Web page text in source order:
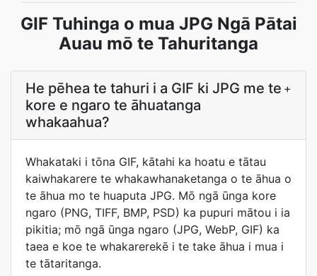
GIF Tuhinga o mua JPG Ngā Pātai
Auau mō te Tahuritanga
He pēhea te tahuri i a GIF ki JPG me te
kore e ngaro te āhuatanga
whakaahua?
+
Whakataki i tōna GIF, kātahi ka hoatu e tātau
kaiwhakarere te whakawhanaketanga o te āhua o
te āhua mo te huaputa JPG. Mō ngā ūnga kore
ngaro (PNG, TIFF, BMP, PSD) ka pupuri mātou i ia
pikitia; mō ngā ūnga ngaro (JPG, WebP, GIF) ka
taea e koe te whakarerekē i te take āhua i mua i
te tātaritanga.